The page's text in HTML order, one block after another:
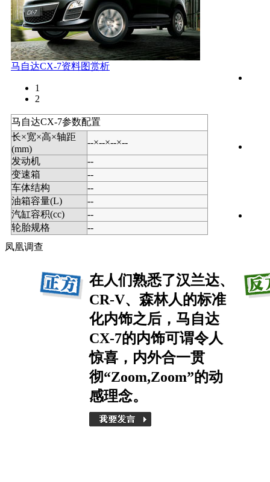
马自达CX-7资料图赏析
1
2
马自达CX-7参数配置
长×宽×高×轴距
(mm)
--×--×--×--
发动机
--
变速箱
--
车体结构
--
油箱容量(L)
--
汽缸容积(cc)
--
轮胎规格
--
凤凰调查
在人们熟悉了汉兰达、
CR-V、森林人的标准
化内饰之后，马自达
CX-7的内饰可谓令人
惊喜，内外合一贯
彻“Zoom,Zoom”的动
感理念。